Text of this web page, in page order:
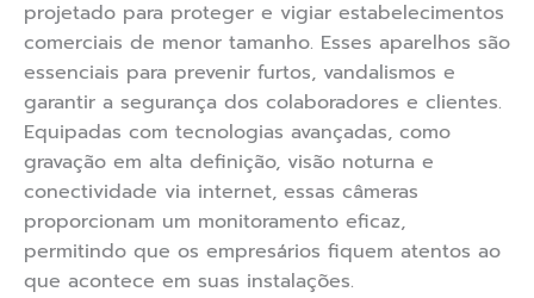
projetado para proteger e vigiar estabelecimentos
comerciais de menor tamanho. Esses aparelhos são
essenciais para prevenir furtos, vandalismos e
garantir a segurança dos colaboradores e clientes.
Equipadas com tecnologias avançadas, como
gravação em alta definição, visão noturna e
conectividade via internet, essas câmeras
proporcionam um monitoramento eficaz,
permitindo que os empresários fiquem atentos ao
que acontece em suas instalações.